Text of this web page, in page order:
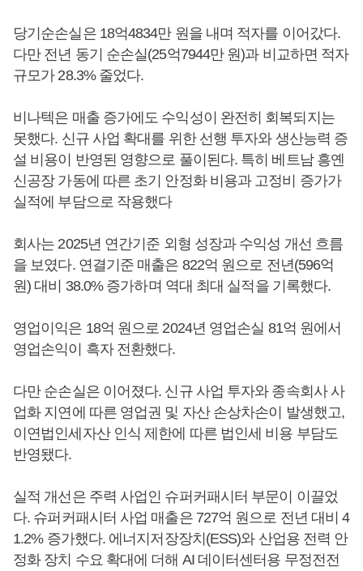
당기순손실은 18억4834만 원을 내며 적자를 이어갔다.
다만 전년 동기 순손실(25억7944만 원)과 비교하면 적자
규모가 28.3% 줄었다.
비나텍은 매출 증가에도 수익성이 완전히 회복되지는
못했다. 신규 사업 확대를 위한 선행 투자와 생산능력 증
설 비용이 반영된 영향으로 풀이된다. 특히 베트남 흥옌
신공장 가동에 따른 초기 안정화 비용과 고정비 증가가
실적에 부담으로 작용했다
회사는 2025년 연간기준 외형 성장과 수익성 개선 흐름
을 보였다. 연결기준 매출은 822억 원으로 전년(596억
원) 대비 38.0% 증가하며 역대 최대 실적을 기록했다.
영업이익은 18억 원으로 2024년 영업손실 81억 원에서
영업손익이 흑자 전환했다.
다만 순손실은 이어졌다. 신규 사업 투자와 종속회사 사
업화 지연에 따른 영업권 및 자산 손상차손이 발생했고,
이연법인세자산 인식 제한에 따른 법인세 비용 부담도
반영됐다.
실적 개선은 주력 사업인 슈퍼커패시터 부문이 이끌었
다. 슈퍼커패시터 사업 매출은 727억 원으로 전년 대비 4
1.2% 증가했다. 에너지저장장치(ESS)와 산업용 전력 안
정화 장치 수요 확대에 더해 AI 데이터센터용 무정전전